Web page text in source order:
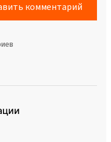
комментарий